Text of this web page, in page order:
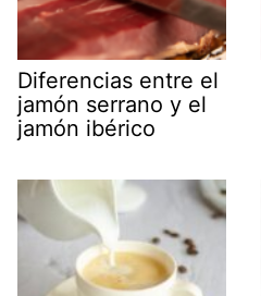
Diferencias entre el
jamón serrano y el
jamón ibérico